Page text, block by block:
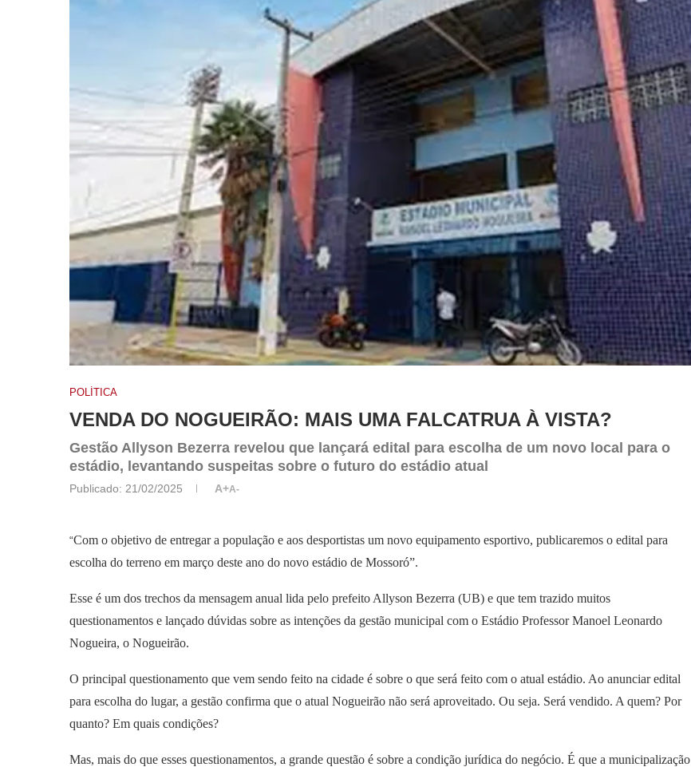
POLÍTICA
VENDA DO NOGUEIRÃO: MAIS UMA FALCATRUA À VISTA?
Gestão Allyson Bezerra revelou que lançará edital para escolha de um novo local para o
estádio, levantando suspeitas sobre o futuro do estádio atual
Publicado: 21/02/2025 A+A-
“Com o objetivo de entregar a população e aos desportistas um novo equipamento esportivo, publicaremos o edital para
escolha do terreno em março deste ano do novo estádio de Mossoró”.
Esse é um dos trechos da mensagem anual lida pelo prefeito Allyson Bezerra (UB) e que tem trazido muitos
questionamentos e lançado dúvidas sobre as intenções da gestão municipal com o Estádio Professor Manoel Leonardo
Nogueira, o Nogueirão.
O principal questionamento que vem sendo feito na cidade é sobre o que será feito com o atual estádio. Ao anunciar edital
para escolha do lugar, a gestão confirma que o atual Nogueirão não será aproveitado. Ou seja. Será vendido. A quem? Por
quanto? Em quais condições?
Mas, mais do que esses questionamentos, a grande questão é sobre a condição jurídica do negócio. É que a municipalização